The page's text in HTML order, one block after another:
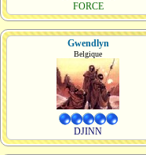
FORCE
Gwendlyn
Belgique
DJINN